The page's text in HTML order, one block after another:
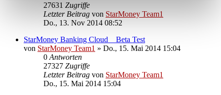
27631 Zugriffe
Letzter Beitrag von StarMoney Team1
Do., 13. Nov 2014 08:52
StarMoney Banking Cloud _ Beta Test
von StarMoney Team1 » Do., 15. Mai 2014 15:04
0 Antworten
27327 Zugriffe
Letzter Beitrag von StarMoney Team1
Do., 15. Mai 2014 15:04